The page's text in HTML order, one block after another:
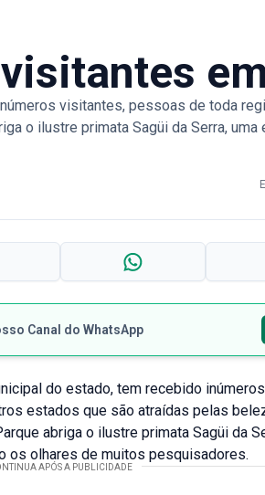
visitantes, pessoas de toda
o ilustre primata Sagüi da Serra,
Canal do WhatsApp
do estado, tem recebido
estados que são atraídas pelas
abriga o ilustre primata Sagüi da
os olhares de muitos pesquisadores.